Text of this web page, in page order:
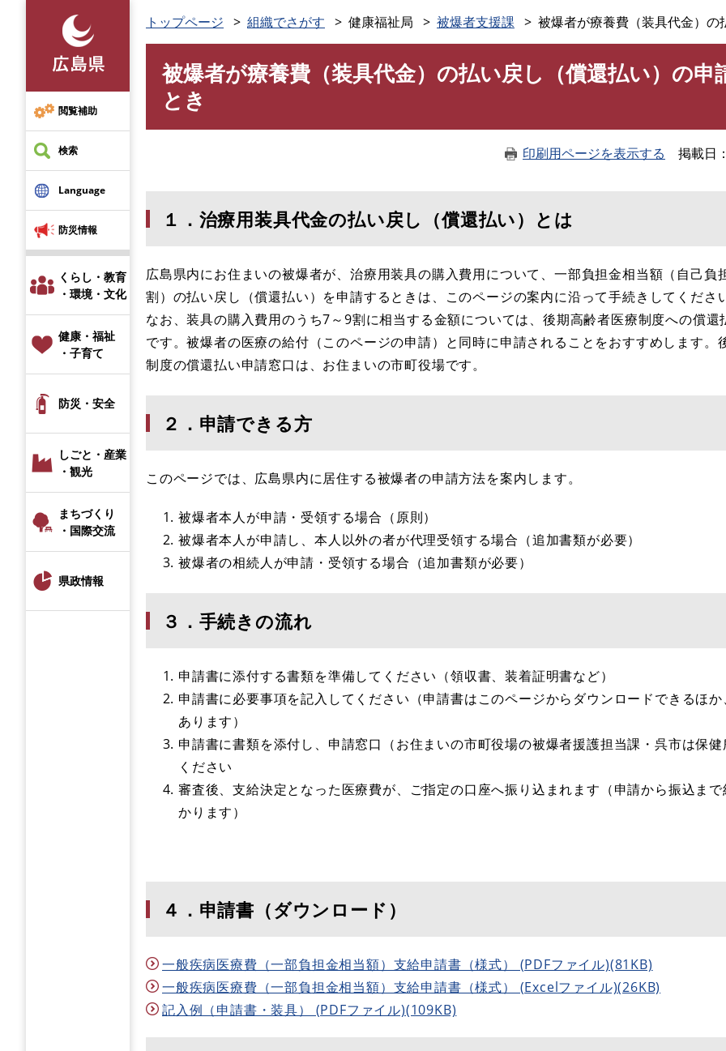
先
頭
で
す
閲覧補助
検索
Language
防災情報
くらし・教育
・環境・文化
健康・福祉
・子育て
防災・安全
しごと・産業
・観光
まちづくり
・国際交流
県政情報
トップページ 組織でさがす 健康福祉局 被爆者支援課 被爆者が療養費（装具代金）の
被爆者が療養費（装具代金）の払い戻し（償還払い）の申
とき
印刷用ページを表示する 掲載日
１．治療用装具代金の払い戻し（償還払い）とは
広島県内にお住まいの被爆者が、治療用装具の購入費用について、一部負担金相当額（自己負
割）の払い戻し（償還払い）を申請するときは、このページの案内に沿って手続きしてください
なお、装具の購入費用のうち7～9割に相当する金額については、後期高齢者医療制度への償還
です。被爆者の医療の給付（このページの申請）と同時に申請されることをおすすめします。
制度の償還払い申請窓口は、お住まいの市町役場です。
２．申請できる方
このページでは、広島県内に居住する被爆者の申請方法を案内します。
被爆者本人が申請・受領する場合（原則）
被爆者本人が申請し、本人以外の者が代理受領する場合（追加書類が必要）
被爆者の相続人が申請・受領する場合（追加書類が必要）
３．手続きの流れ
申請書に添付する書類を準備してください（領収書、装着証明書など）
申請書に必要事項を記入してください（申請書はこのページからダウンロードできるほ
あります）
申請書に書類を添付し、申請窓口（お住まいの市町役場の被爆者援護担当課・呉市は保
ください
審査後、支給決定となった医療費が、ご指定の口座へ振り込まれます（申請から振込ま
かります）
４．申請書（ダウンロード）
一般疾病医療費（一部負担金相当額）支給申請書（様式） (PDFファイル)(81KB)
一般疾病医療費（一部負担金相当額）支給申請書（様式） (Excelファイル)(26KB)
記入例（申請書・装具） (PDFファイル)(109KB)